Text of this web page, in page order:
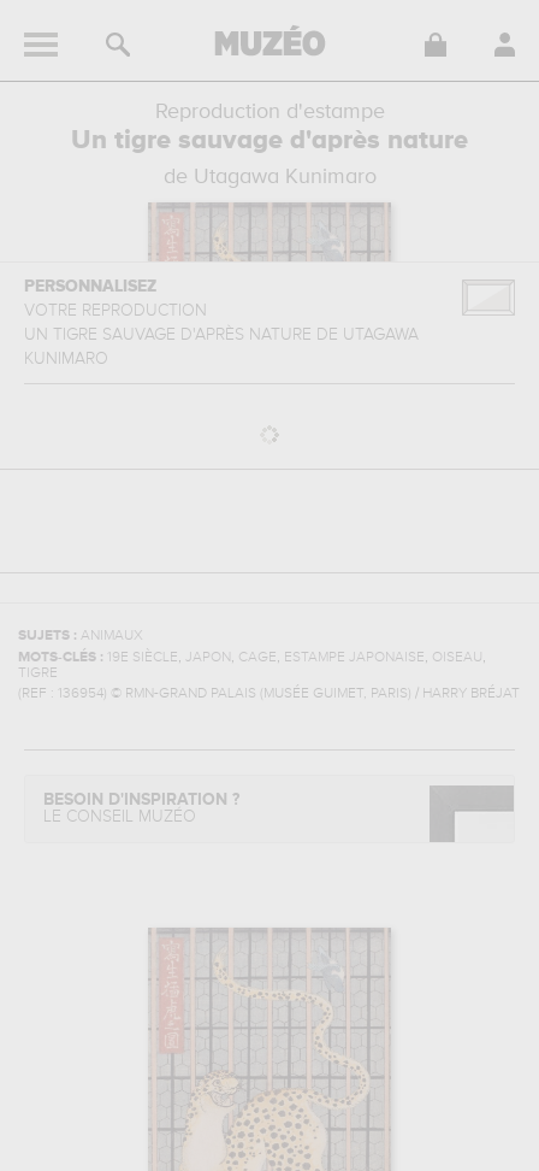
Reproduction d'estampe
Un tigre sauvage d'après nature
de Utagawa Kunimaro
PERSONNALISEZ
VOTRE REPRODUCTION
UN TIGRE SAUVAGE D'APRÈS NATURE DE UTAGAWA
KUNIMARO
SUJETS : ANIMAUX
MOTS-CLÉS :
19E SIÈCLE, JAPON , CAGE, ESTAMPE JAPONAISE, OISEAU,
TIGRE
(REF :
136954) © RMN-GRAND PALAIS (MUSÉE GUIMET, PARIS) / HARRY BRÉJAT
BESOIN D'INSPIRATION ?
LE CONSEIL MUZÉO